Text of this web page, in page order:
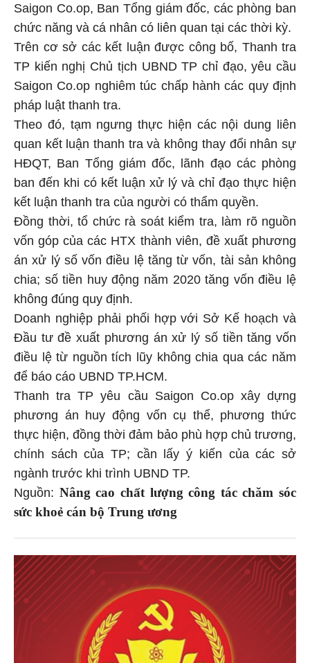
Saigon Co.op, Ban Tổng giám đốc, các phòng ban
chức năng và cá nhân có liên quan tại các thời kỳ.
Trên cơ sở các kết luận được công bố, Thanh tra
TP kiến nghị Chủ tịch UBND TP chỉ đạo, yêu cầu
Saigon Co.op nghiêm túc chấp hành các quy định
pháp luật thanh tra.
Theo đó, tạm ngưng thực hiện các nội dung liên
quan kết luận thanh tra và không thay đổi nhân sự
HĐQT, Ban Tổng giám đốc, lãnh đạo các phòng
ban đến khi có kết luận xử lý và chỉ đạo thực hiện
kết luận thanh tra của người có thẩm quyền.
Đồng thời, tổ chức rà soát kiểm tra, làm rõ nguồn
vốn góp của các HTX thành viên, đề xuất phương
án xử lý số vốn điều lệ tăng từ vốn, tài sản không
chia; số tiền huy động năm 2020 tăng vốn điều lệ
không đúng quy định.
Doanh nghiệp phải phối hợp với Sở Kế hoạch và
Đầu tư đề xuất phương án xử lý số tiền tăng vốn
điều lệ từ nguồn tích lũy không chia qua các năm
để báo cáo UBND TP.HCM.
Thanh tra TP yêu cầu Saigon Co.op xây dựng
phương án huy động vốn cụ thể, phương thức
thực hiện, đồng thời đảm bảo phù hợp chủ trương,
chính sách của TP; cần lấy ý kiến của các sở
ngành trước khi trình UBND TP.
Nguồn: Nâng cao chất lượng công tác chăm sóc
sức khoẻ cán bộ Trung ương